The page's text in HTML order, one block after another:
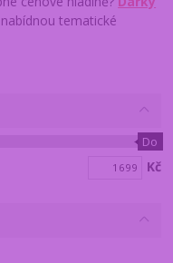
nabídnou tematické
Do
Kč